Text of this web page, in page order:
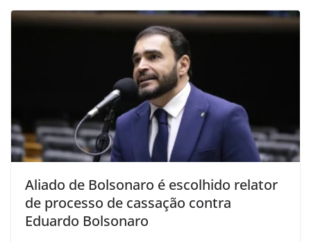
Aliado de Bolsonaro é escolhido relator
de processo de cassação contra
Eduardo Bolsonaro